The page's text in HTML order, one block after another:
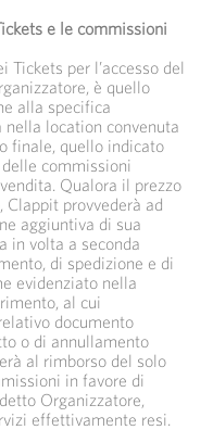
e le commissioni
per l’accesso del
è quello
alla specifica
location convenuta
finale, quello indicato
commissioni
Qualora il prezzo
provvederà ad
aggiuntiva di sua
in volta a seconda
di spedizione e di
evidenziato nella
al cui
documento
o di annullamento
al rimborso del solo
in favore di
Organizzatore,
effettivamente resi.